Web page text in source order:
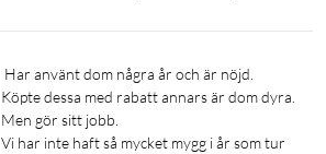
Köpte dessa med rabatt annars är dom dyra.
Men gör sitt jobb.
Vi har inte haft så mycket mygg i år som tur